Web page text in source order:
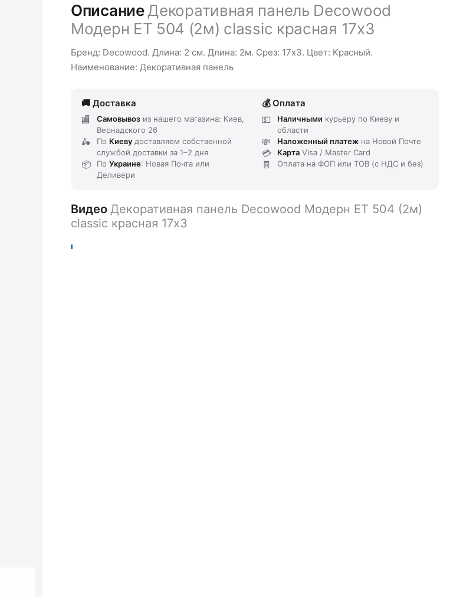
ОписаниеДекоративная панель Decowood
Модерн ET 504 (2м) classic красная 17х3
Бренд: Decowood. Длина: 2 см. Длина: 2м. Срез: 17х3. Цвет: Красный.
Наименование: Декоративная панель
Доставка
Самовывоз из нашего магазина: Киев,
Вернадского 26
По Киеву доставляем собственной
службой доставки за 1–2 дня
По Украине: Новая Почта или
Деливери
Оплата
Наличными курьеру по Киеву и
области
Наложенный платеж на Новой Почте
Карта Visa / Master Card
Оплата на ФОП или ТОВ (с НДС и без)
Видео Декоративная панель Decowood Модерн ET 504 (2м)
classic красная 17х3